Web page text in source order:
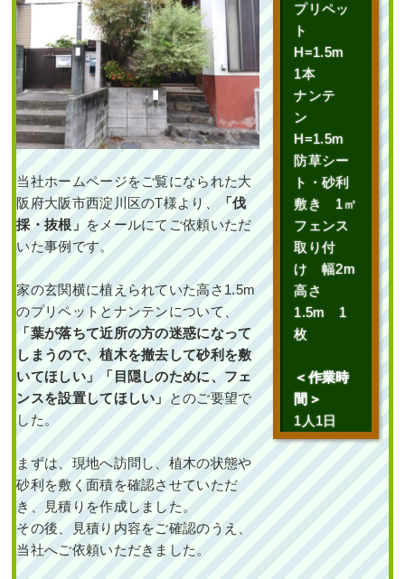
当社ホームページをご覧になられた大
阪府大阪市西淀川区のT様より、
「伐
採・抜根」 をメールにてご依頼いただ
いた事例です。
家の玄関横に植えられていた高さ1.5m
のプリペットとナンテンについて、
「葉が落ちて近所の方の迷惑になって
しまうので、植木を撤去して砂利を敷
いてほしい」「目隠しのために、フェ
ンスを設置してほしい」
とのご要望で
した。
まずは、現地へ訪問し、植木の状態や
砂利を敷く面積を確認させていただ
き、見積りを作成しました。
その後、見積り内容をご確認のうえ、
当社へご依頼いただきました。
プリペッ
ト
H=1.5m
1本
ナンテ
ン
H=1.5m
防草シー
ト・砂利
敷き 1㎡
フェンス
取り付
け 幅2m
高さ
1.5m 1
枚
＜作業時
間＞
1人1日